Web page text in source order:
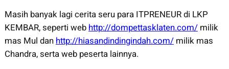
Masih banyak lagi cerita seru para ITPRENEUR di LKP
KEMBAR, seperti webhttp://dompettasklaten.com/milik
mas Mul danhttp://hiasandindingindah.com/milik mas
Chandra, serta web peserta lainnya.